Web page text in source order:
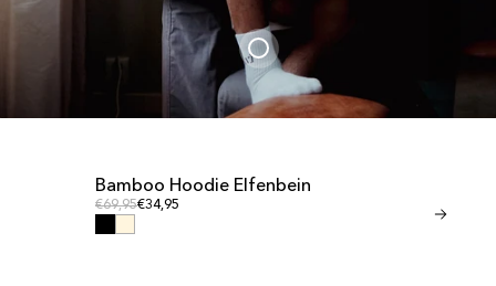
Bamboo Hoodie Elfenbein
Regulärer Preis
€69,95Regulärer Preis
€34,95